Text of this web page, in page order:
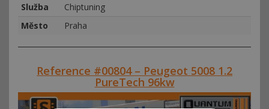
Služba
Chiptuning
Město
Praha
Reference #00804 – Peugeot 5008 1.2
PureTech 96kw